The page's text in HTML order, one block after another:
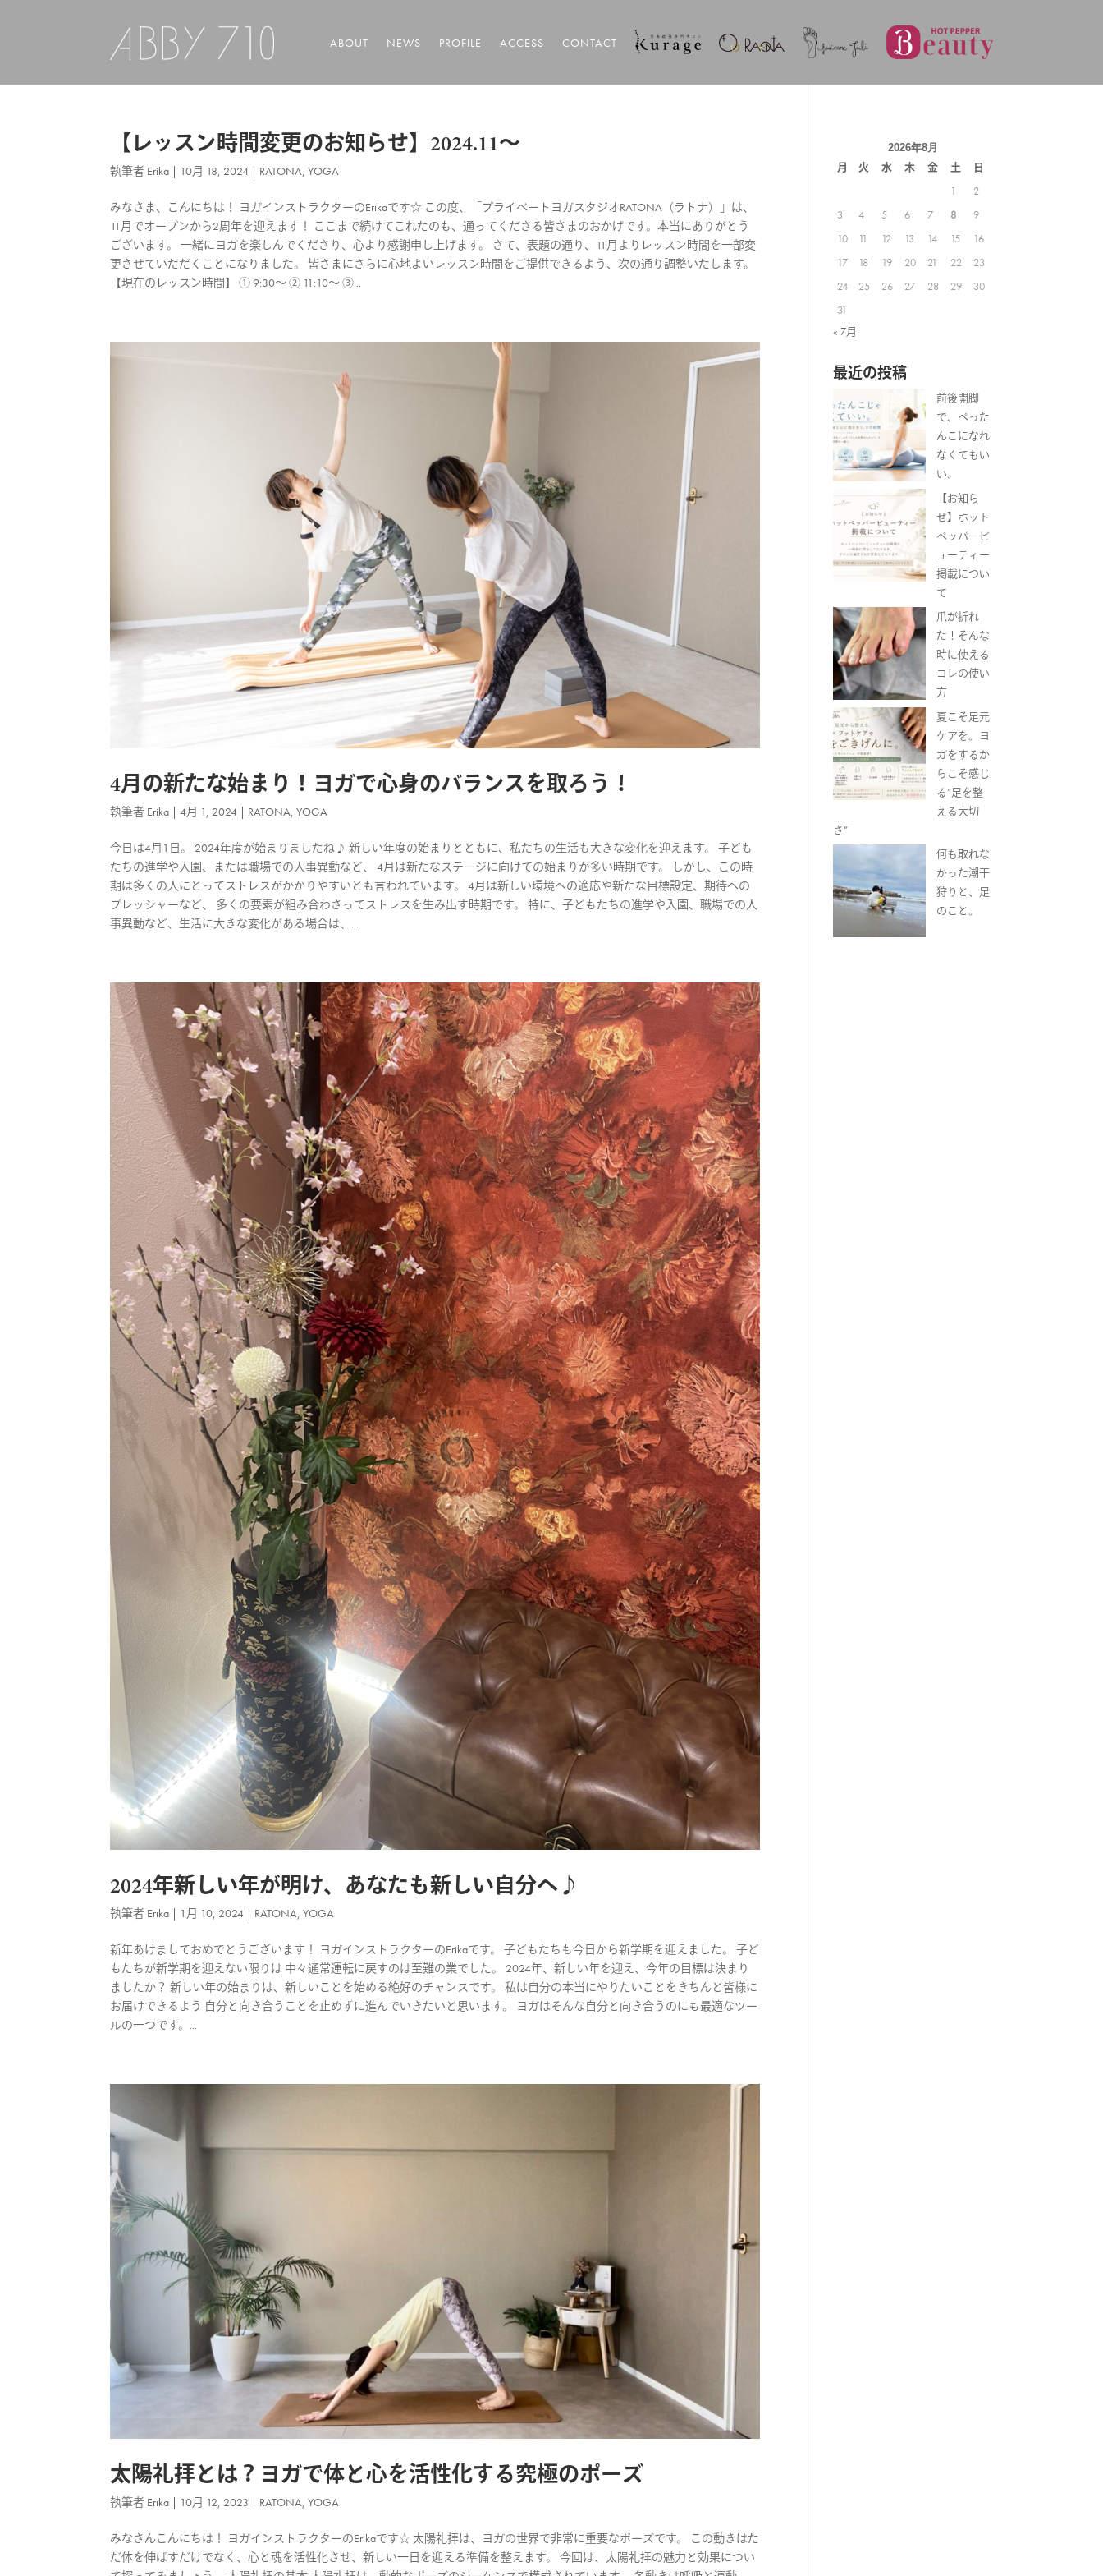
ABOUT NEWS PROFILE ACCESS CONTACT
【レッスン時間変更のお知らせ】2024.11〜
執筆者 Erika 10月 18, 2024 RATONA,YOGA
みなさま、こんにちは！ ヨガインストラクターのErikaです☆ この度、「プライベートヨガスタジオRATONA（ラトナ）」は、
11月でオープンから2周年を迎えます！ ここまで続けてこれたのも、通ってくださる皆さまのおかげです。本当にありがとう
ございます。 一緒にヨガを楽しんでくださり、心より感謝申し上げます。 さて、表題の通り、11月よりレッスン時間を一部変
更させていただくことになりました。 皆さまにさらに心地よいレッスン時間をご提供できるよう、次の通り調整いたします。
【現在のレッスン時間】 ① 9:30〜 ② 11:10〜 ③...
4月の新たな始まり！ヨガで心身のバランスを取ろう！
執筆者 Erika |4月 1, 2024 | RATONA,YOGA
今日は4月1日。 2024年度が始まりましたね♪ 新しい年度の始まりとともに、私たちの生活も大きな変化を迎えます。 子ども
たちの進学や入園、または職場での人事異動など、 4月は新たなステージに向けての始まりが多い時期です。 しかし、この時
期は多くの人にとってストレスがかかりやすいとも言われています。 4月は新しい環境への適応や新たな目標設定、期待への
プレッシャーなど、 多くの要素が組み合わさってストレスを生み出す時期です。 特に、子どもたちの進学や入園、職場での人
事異動など、生活に大きな変化がある場合は、...
2024年新しい年が明け、あなたも新しい自分へ♪
執筆者 Erika | 1月 10, 2024 | RATONA,YOGA
新年あけましておめでとうございます！ ヨガインストラクターのErikaです。 子どもたちも今日から新学期を迎えました。 子ど
もたちが新学期を迎えない限りは 中々通常運転に戻すのは至難の業でした。 2024年、新しい年を迎え、今年の目標は決まり
ましたか？ 新しい年の始まりは、新しいことを始める絶好のチャンスです。 私は自分の本当にやりたいことをきちんと皆様に
お届けできるよう 自分と向き合うことを止めずに進んでいきたいと思います。 ヨガはそんな自分と向き合うのにも最適なツー
ルの一つです。...
太陽礼拝とは？ヨガで体と心を活性化する究極のポーズ
執筆者 Erika | 10月 12, 2023 | RATONA,YOGA
みなさんこんにちは！ ヨガインストラクターのErikaです☆ 太陽礼拝は、ヨガの世界で非常に重要なポーズです。 この動きはた
だ体を伸ばすだけでなく、心と魂を活性化させ、新しい一日を迎える準備を整えます。 今回は、太陽礼拝の魅力と効果につい
2026年8月
月 火 水 木 金 土
日
1
2
3
4 5 6 7 8
9
10
11 12 13 14 15
16
17
18 19 20 21 22
23
24
25 26 27 28 29
30
31
« 7月
最近の投稿
前後開脚
で、ぺった
んこになれ
なくてもい
い。
【お知ら
せ】ホット
ペッパービ
ューティー
掲載につい
て
爪が折れ
た！そんな
時に使える
コレの使い
方
夏こそ足元
ケアを。ヨ
ガをするか
らこそ感じ
る“足を整
える大切
さ”
何も取れな
かった潮干
狩りと、足
のこと。